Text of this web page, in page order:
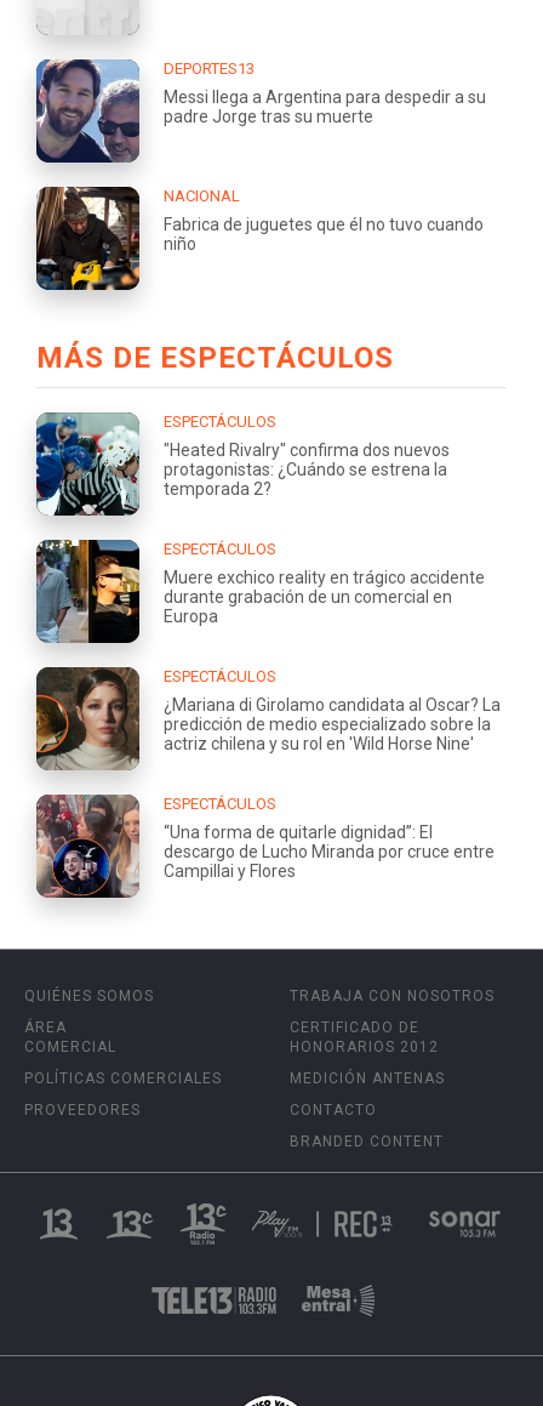
DEPORTES13
Messi llega a Argentina para despedir a su
padre Jorge tras su muerte
NACIONAL
Fabrica de juguetes que él no tuvo cuando
niño
MÁS DE ESPECTÁCULOS
ESPECTÁCULOS
"Heated Rivalry" confirma dos nuevos
protagonistas: ¿Cuándo se estrena la
temporada 2?
ESPECTÁCULOS
Muere exchico reality en trágico accidente
durante grabación de un comercial en
Europa
ESPECTÁCULOS
¿Mariana di Girolamo candidata al Oscar? La
predicción de medio especializado sobre la
actriz chilena y su rol en 'Wild Horse Nine'
ESPECTÁCULOS
“Una forma de quitarle dignidad”: El
descargo de Lucho Miranda por cruce entre
Campillai y Flores
QUIÉNES SOMOS
ÁREA
COMERCIAL
POLÍTICAS COMERCIALES
PROVEEDORES
TRABAJA CON NOSOTROS
CERTIFICADO DE
HONORARIOS 2012
MEDICIÓN ANTENAS
CONTACTO
BRANDED CONTENT